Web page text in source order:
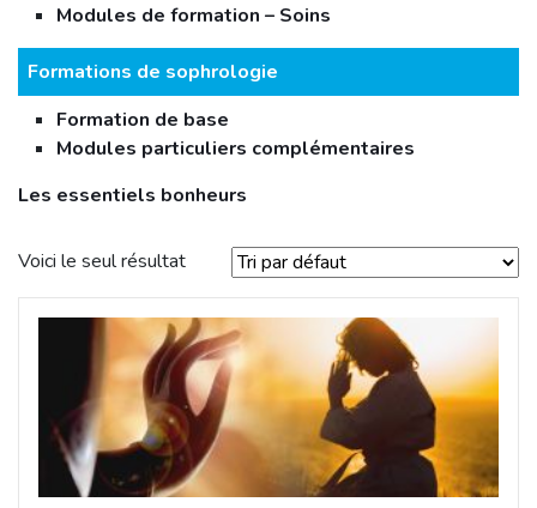
Modules de formation – Soins
Formations de sophrologie
Formation de base
Modules particuliers complémentaires
Les essentiels bonheurs
Voici le seul résultat